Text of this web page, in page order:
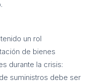
un rol
de bienes
durante la crisis:
suministros debe ser